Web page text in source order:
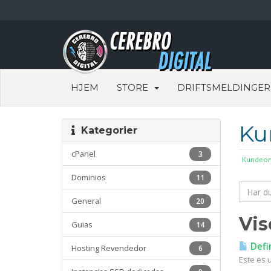
HJEM STORE DRIFTSMELDINGER
Kategorier
3
cPanel
11
Dominios
20
General
14
Guias
6
Hosting Revendedor
Este es